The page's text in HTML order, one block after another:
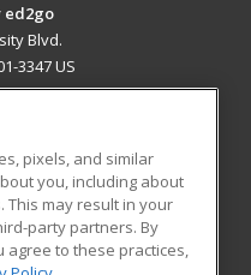
ed2go
Blvd.
3347 US
Blog
pixels, and similar
you, including about
This may result in your
party partners. By
agree to these practices,